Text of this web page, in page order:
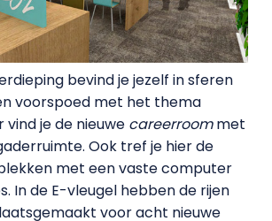
bevind je jezelf in sferen
voorspoed met het thema
vind je de nieuwe careerroommet
Ook tref je hier de
met een vaste computer
In de E-vleugel hebben de rijen
voor acht nieuwe